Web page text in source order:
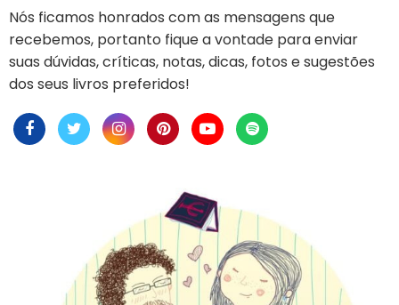
Nós ficamos honrados com as mensagens que
recebemos, portanto fique a vontade para enviar
suas dúvidas, críticas, notas, dicas, fotos e sugestões
dos seus livros preferidos!